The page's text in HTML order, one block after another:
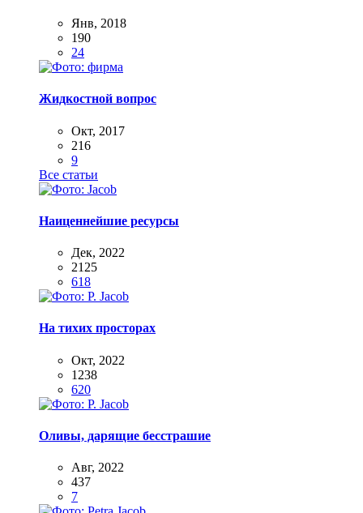
Янв, 2018
190
24
Жидкостной вопрос
Окт, 2017
216
9
Все статьи
Наиценнейшие ресурсы
Дек, 2022
2125
618
На тихих просторах
Окт, 2022
1238
620
Оливы, дарящие бесстрашие
Авг, 2022
437
7